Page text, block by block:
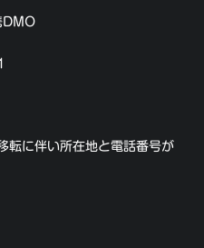
DMO
に伴い所在地と電話番号が